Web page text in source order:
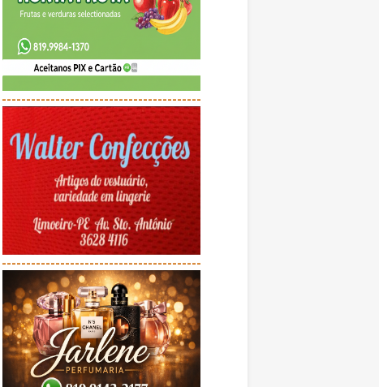
-----------------------------------------
-----------------------------------------